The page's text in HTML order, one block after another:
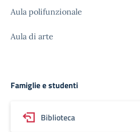
Aula polifunzionale
Aula di arte
Famiglie e studenti
Biblioteca